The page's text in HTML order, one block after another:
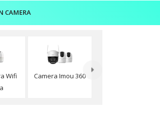
CAMERA
Wifi
Camera Imou 360